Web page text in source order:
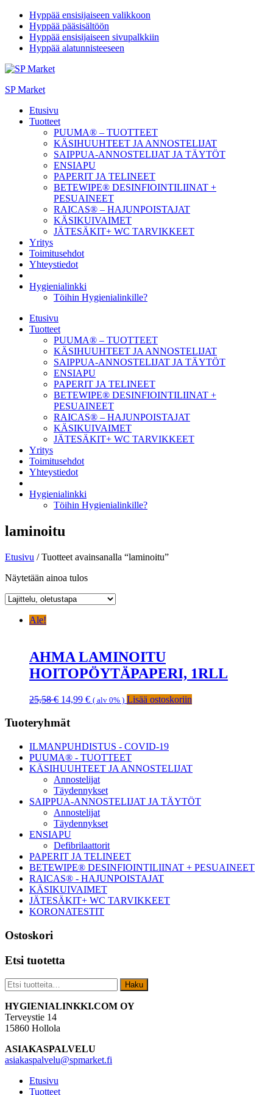
Hyppää ensisijaiseen valikkoon
Hyppää pääsisältöön
Hyppää ensisijaiseen sivupalkkiin
Hyppää alatunnisteeseen
SP Market
Etusivu
Tuotteet
PUUMA® – TUOTTEET
KÄSIHUUHTEET JA ANNOSTELIJAT
SAIPPUA-ANNOSTELIJAT JA TÄYTÖT
ENSIAPU
PAPERIT JA TELINEET
BETEWIPE® DESINFIOINTILIINAT +
PESUAINEET
RAICAS® – HAJUNPOISTAJAT
KÄSIKUIVAIMET
JÄTESÄKIT+ WC TARVIKKEET
Yritys
Toimitusehdot
Yhteystiedot
Hygienialinkki
Töihin Hygienialinkille?
Etusivu
Tuotteet
PUUMA® – TUOTTEET
KÄSIHUUHTEET JA ANNOSTELIJAT
SAIPPUA-ANNOSTELIJAT JA TÄYTÖT
ENSIAPU
PAPERIT JA TELINEET
BETEWIPE® DESINFIOINTILIINAT +
PESUAINEET
RAICAS® – HAJUNPOISTAJAT
KÄSIKUIVAIMET
JÄTESÄKIT+ WC TARVIKKEET
Yritys
Toimitusehdot
Yhteystiedot
Hygienialinkki
Töihin Hygienialinkille?
laminoitu
Etusivu / Tuotteet avainsanalla “laminoitu”
Näytetään ainoa tulos
Ale!
AHMA LAMINOITU
HOITOPÖYTÄPAPERI, 1RLL
25,58€ Alkuperäinen
oli:
14,99 €Nykyinen
( alv 0% ) Lisää ostoskoriin
Ensisijainen
sivupalkki
Tuoteryhmät
ILMANPUHDISTUS - COVID-19
PUUMA® - TUOTTEET
KÄSIHUUHTEET JA ANNOSTELIJAT
Annostelijat
Täydennykset
SAIPPUA-ANNOSTELIJAT JA TÄYTÖT
Annostelijat
Täydennykset
ENSIAPU
Defibrilaattorit
PAPERIT JA TELINEET
BETEWIPE® DESINFIOINTILIINAT + PESUAINEET
RAICAS® - HAJUNPOISTAJAT
KÄSIKUIVAIMET
JÄTESÄKIT+ WC TARVIKKEET
KORONATESTIT
Ostoskori
Etsi tuotetta
Etsi: Haku
Footer
HYGIENIALINKKI.COM OY
Terveystie 14
15860 Hollola
ASIAKASPALVELU
asiakaspalvelu@spmarket.fi
Etusivu
Tuotteet